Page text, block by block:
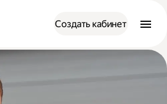
Создать кабинет